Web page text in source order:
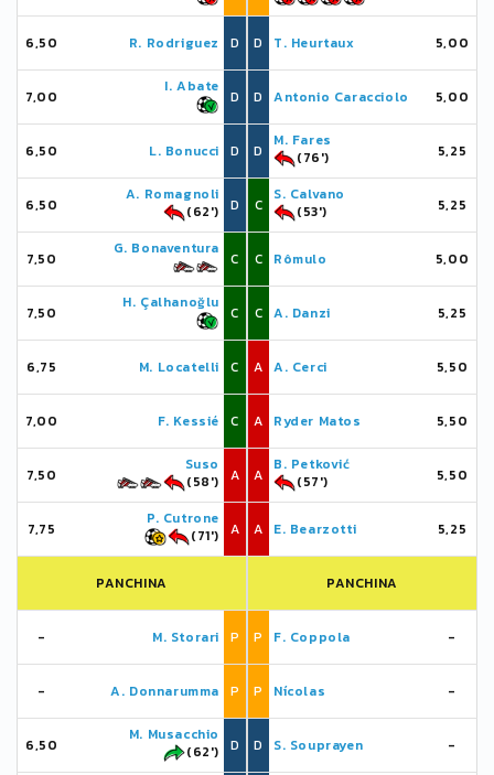
6,50 R. Rodriguez D
7,00
I. Abate
D
6,50 L. Bonucci D
6,50
A. Romagnoli
(62')
D
7,50
G. Bonaventura
C
7,50
H. Çalhanoğlu
C
6,75 M. Locatelli C
7,00 F. Kessié C
7,50
Suso
(58')
A
7,75
P. Cutrone
(71')
A
PANCHINA
- M. Storari P
- A. Donnarumma P
6,50
M. Musacchio
(62')
D
D T. Heurtaux 5,00
D Antonio Caracciolo 5,00
D
M. Fares
(76')
5,25
C
S. Calvano
(53')
5,25
C Rômulo 5,00
C A. Danzi 5,25
A A. Cerci 5,50
A Ryder Matos 5,50
A
B. Petković
(57')
5,50
A E. Bearzotti 5,25
PANCHINA
P F. Coppola -
P Nícolas -
D S. Souprayen -